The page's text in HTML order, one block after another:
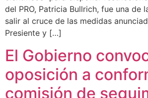
del PRO, Patricia Bullrich, fue una de
salir al cruce de las medidas
Presiente y […]
El Gobierno
oposición a
comisión de